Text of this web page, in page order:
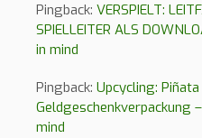
Pingback: VERSPIELT:
SPIELLEITER ALS
in mind
Pingback: Upcycling:
Geldgeschenkverpackung
mind